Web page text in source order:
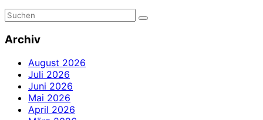
Archiv
August 2026
Juli 2026
Juni 2026
Mai 2026
April 2026